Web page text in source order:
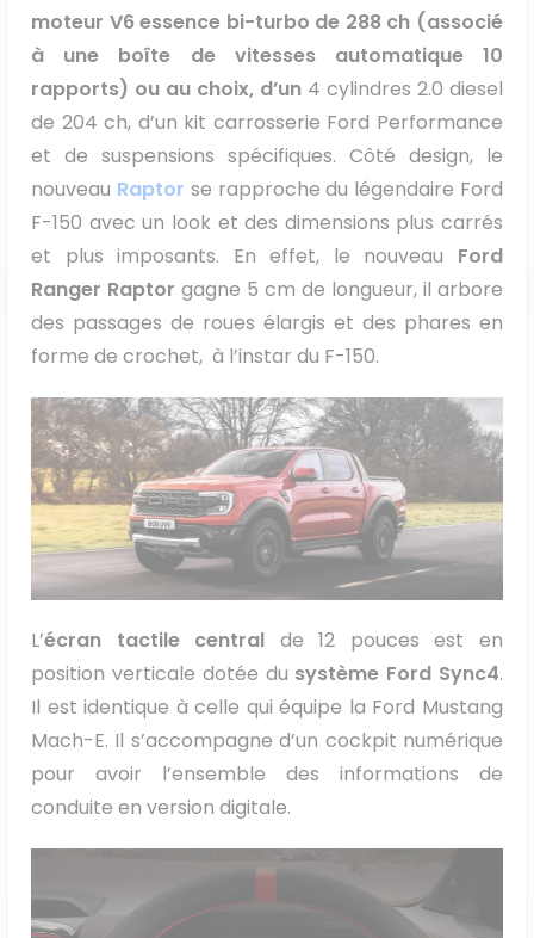
Ford
Isuzu
Iveco
Maxus
Nissan
Peugeot
Volkswagen
Véhicules 0 km
Réservation véhicule
Financement utilitaire
moteur V6 essence bi-turbo de 288 ch (associé
à une boîte de vitesses automatique 10
rapports) ou au choix, d’un 4 cylindres 2.0 diesel
de 204 ch, d’un kit carrosserie Ford Performance
et de suspensions spécifiques. Côté design, le
nouveau Raptor se rapproche du légendaire Ford
F-150 avec un look et des dimensions plus carrés
et plus imposants. En effet, le nouveau Ford
Ranger Raptor gagne 5 cm de longueur, il arbore
des passages de roues élargis et des phares en
forme de crochet, à l’instar du F-150.
L’écran tactile central de 12 pouces est en
position verticale dotée du système Ford Sync4.
Il est identique à celle qui équipe la Ford Mustang
Mach-E. Il s’accompagne d’un cockpit numérique
pour avoir l’ensemble des informations de
conduite en version digitale.